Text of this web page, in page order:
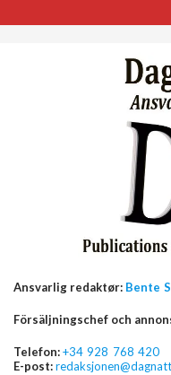
Ansvarlig redaktør: Bente
Försäljningschef och
Telefon:+34 928 768 420
E-post: